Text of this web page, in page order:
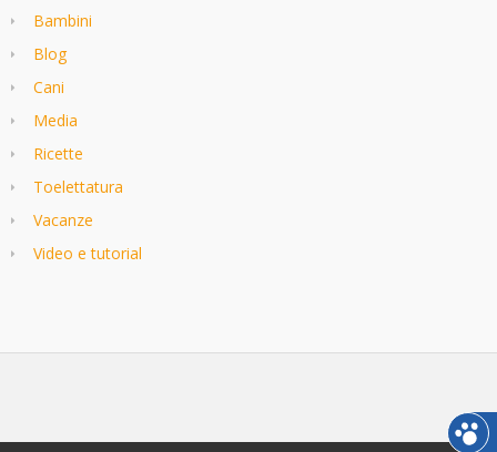
Bambini
Blog
Cani
Media
Ricette
Toelettatura
Vacanze
Video e tutorial